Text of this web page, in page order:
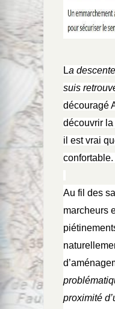
La
suis
découragé
découvrir
il est vrai
confortable.
Au fil des
marcheurs
proximité